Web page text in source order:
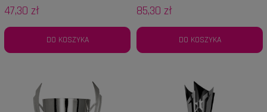
47,30 zł
DO KOSZYKA
85,30 zł
DO KOSZYKA